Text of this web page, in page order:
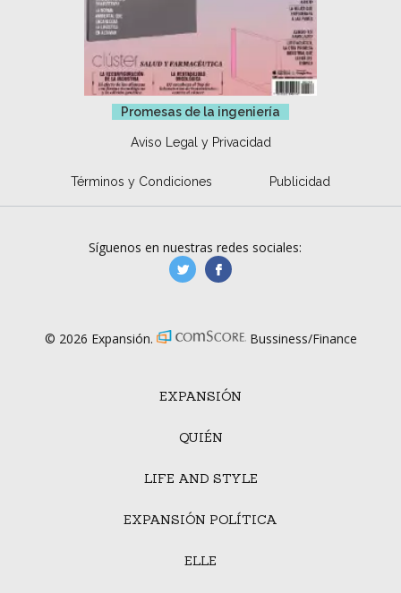
Promesas de la ingeniería
Aviso Legal y Privacidad
Términos y Condiciones Publicidad
EXPANSIÓN
QUIÉN
LIFE AND STYLE
EXPANSIÓN POLÍTICA
ELLE
Síguenos en nuestras redes sociales:
manufacturaGE
© 2026 Expansión. Bussiness/Finance